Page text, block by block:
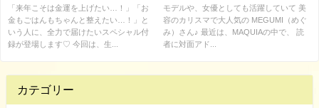
ニ財布】で金運スタートダッシ
ュ♡豪華付録を徹底チェック♪
「来年こそは金運を上げたい…！」「お
金もごはんもちゃんと整えたい…！」と
いう人に、全力で届けたいスペシャル付
録が登場します♡ 今回は、生...
リーム・ファンデーション）な
ど
モデルや、女優としても活躍していて 美
容のカリスマで大人気の MEGUMI（めぐ
み）さん♪ 最近は、MAQUIAの中で、 読
者に対面アド...
カテゴリー